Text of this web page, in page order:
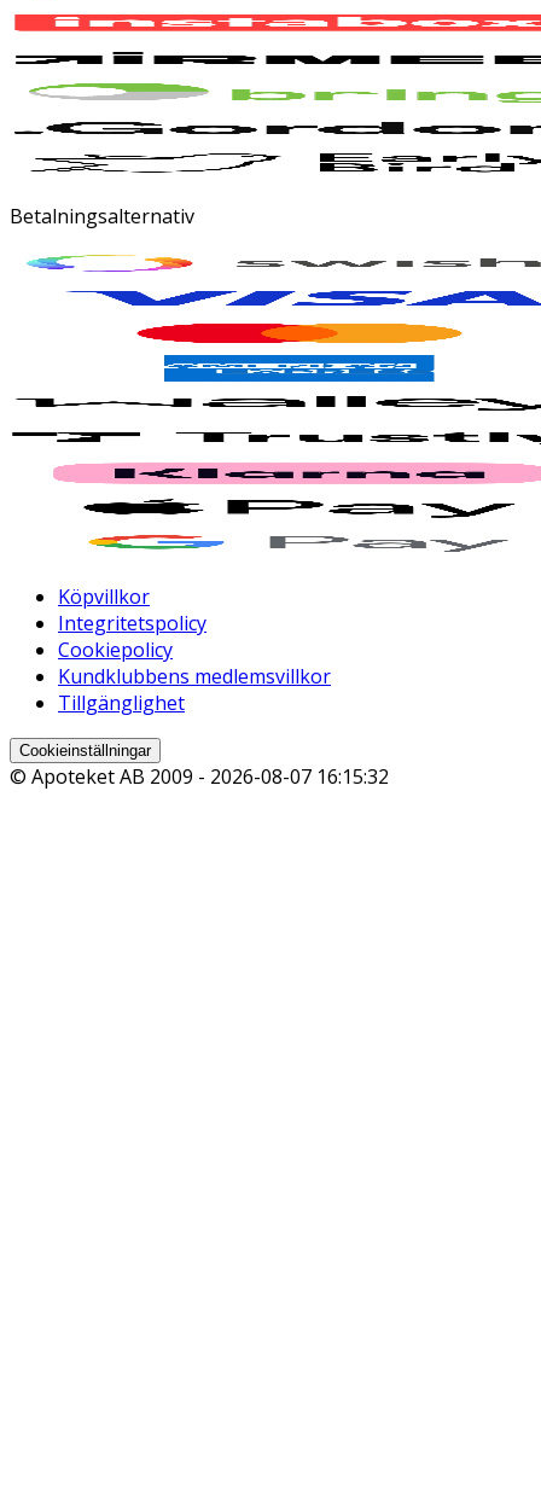
Betalningsalternativ
Köpvillkor
Integritetspolicy
Cookiepolicy
Kundklubbens medlemsvillkor
Tillgänglighet
Cookieinställningar
© Apoteket AB 2009 - 2026-08-07 16:15:32